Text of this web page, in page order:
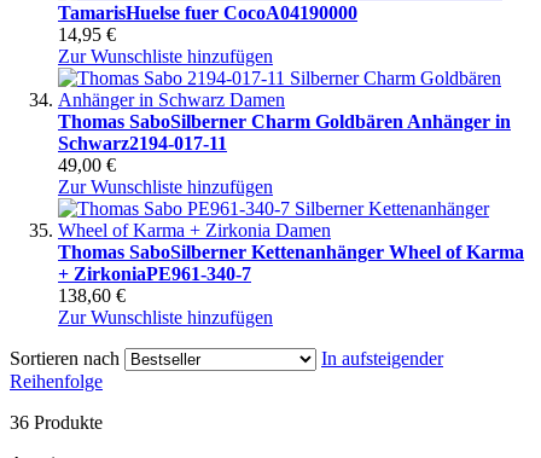
TamarisHuelse fuer CocoA04190000
14,95 €
Zur Wunschliste hinzufügen
Thomas SaboSilberner Charm Goldbären Anhänger in
Schwarz2194-017-11
49,00 €
Zur Wunschliste hinzufügen
Thomas SaboSilberner Kettenanhänger Wheel of Karma
+ ZirkoniaPE961-340-7
138,60 €
Zur Wunschliste hinzufügen
Sortieren nach
In aufsteigender
Reihenfolge
36 Produkte